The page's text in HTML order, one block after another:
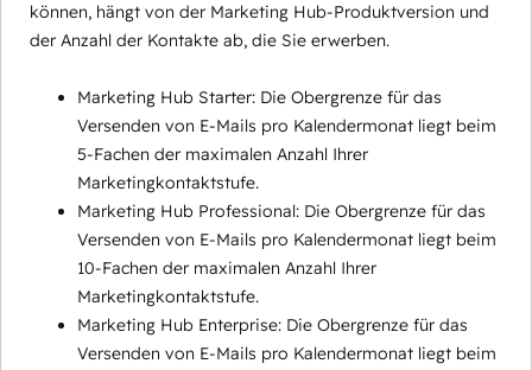
können, hängt von der Marketing Hub-Produktversion und
der Anzahl der Kontakte ab, die Sie erwerben.
Marketing Hub Starter: Die Obergrenze für das
Versenden von E-Mails pro Kalendermonat liegt beim
5-Fachen der maximalen Anzahl Ihrer
Marketingkontaktstufe.
Marketing Hub Professional: Die Obergrenze für das
Versenden von E-Mails pro Kalendermonat liegt beim
10-Fachen der maximalen Anzahl Ihrer
Marketingkontaktstufe.
Marketing Hub Enterprise: Die Obergrenze für das
Versenden von E-Mails pro Kalendermonat liegt beim